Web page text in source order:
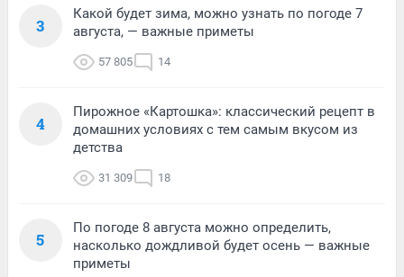
3
Какой будет зима, можно узнать по погоде 7
августа, — важные приметы
57 805 14
4
Пирожное «Картошка»: классический рецепт в
домашних условиях с тем самым вкусом из
детства
31 309 18
5
По погоде 8 августа можно определить,
насколько дождливой будет осень — важные
приметы